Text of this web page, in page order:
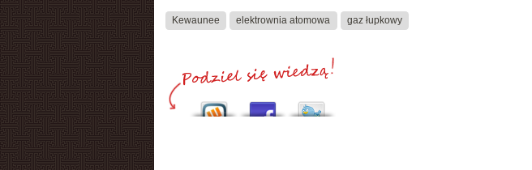
Kewaunee elektrownia atomowa gaz łupkowy